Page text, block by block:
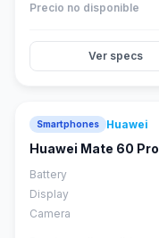
Precio no disponible
Ver specs
Smartphones Huawei
Huawei Mate 60 Pro
Battery
Display
Camera